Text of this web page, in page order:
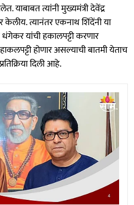
याबाबत त्यांनी मुख्यमंत्री देवेंद्र
त्यानंतर एकनाथ शिंदेंनी या
यांची हकालपट्टी करणार
होणार असल्याची बातमी येताच
दिली आहे.